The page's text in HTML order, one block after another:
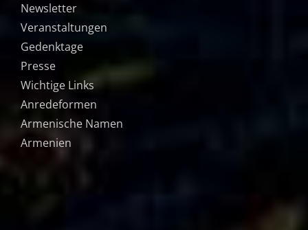
Newsletter
Veranstaltungen
Gedenktage
Presse
Wichtige Links
Anredeformen
Armenische Namen
Armenien